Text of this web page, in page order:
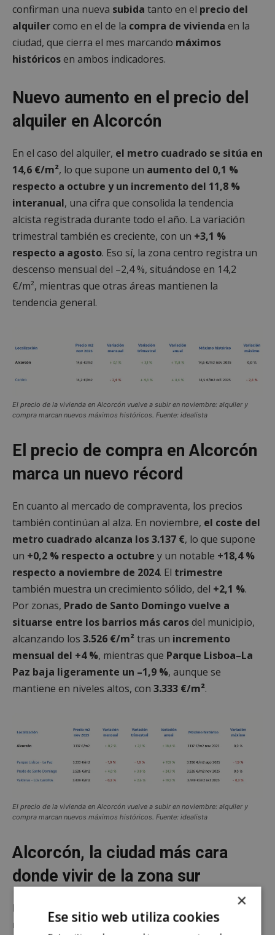
confirman una nueva subida tanto en el precio del
alquilercomo en el de la compra de vivienda en la
ciudad, que cierra el mes marcando máximos
históricosen ambos indicadores.
Nuevo aumento en el precio del
alquiler en Alcorcón
En el caso del alquiler, el metro cuadrado se sitúa en
14,6 €/m², lo que supone un aumento del 0,1 %
respecto a octubre y un incremento del 11,8 %
interanual, una cifra que consolida la tendencia
alcista registrada durante todo el año. La variación
trimestral también es creciente, con un +3,1 %
respecto a agosto. Eso sí, la zona centro registra un
descenso mensual del –2,4 %, situándose en 14,2
€/m², mientras que otras áreas mantienen la
tendencia general.
El precio de la vivienda en Alcorcón vuelve a subir en noviembre: alquiler y
compra marcan nuevos máximos históricos. Fuente: idealista
El precio de compra en Alcorcón
marca un nuevo récord
En cuanto al mercado de compraventa, los precios
también continúan al alza. En noviembre, el coste del
metro cuadrado alcanza los 3.137 €, lo que supone
un +0,2 % respecto a octubre y un notable +18,4 %
respecto a noviembre de 2024. El trimestre
también muestra un crecimiento sólido, del +2,1 %.
Por zonas, Prado de Santo Domingo vuelve a
situarse entre los barrios más carosdel municipio,
alcanzando los 3.526 €/m²tras un incremento
mensual del +4 %, mientras que Parque Lisboa–La
Paz baja ligeramente un –1,9 %, aunque se
mantiene en niveles altos, con 3.333 €/m².
El precio de la vivienda en Alcorcón vuelve a subir en noviembre: alquiler y
compra marcan nuevos máximos históricos. Fuente: idealista
Alcorcón, la ciudad más cara
donde vivir de la zona sur
Estas cifras consolidan a
como uno de los
municipios más tensionados del sur de Madrid, en un
×
Ese sitio web utiliza cookies